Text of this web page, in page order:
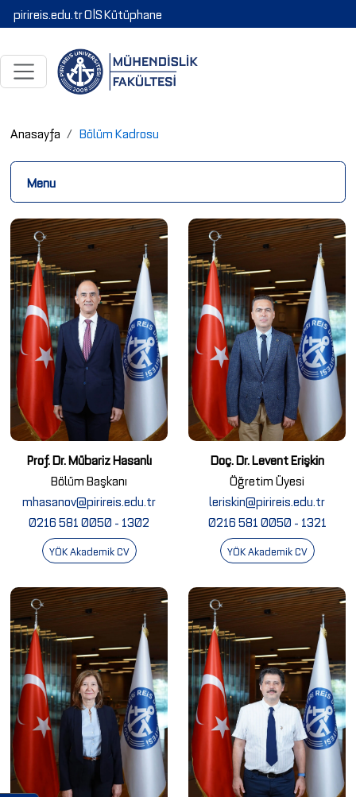
pirireis.edu.trOİSKütüphane
Anasayfa Bölüm Kadrosu
Menu
Prof. Dr. Mübariz Hasanlı
Bölüm Başkanı
mhasanov@pirireis.edu.tr
0216 581 0050 - 1302
YÖK Akademik CV
Doç. Dr. Levent Erişkin
Öğretim Üyesi
leriskin@pirireis.edu.tr
0216 581 0050 - 1321
YÖK Akademik CV